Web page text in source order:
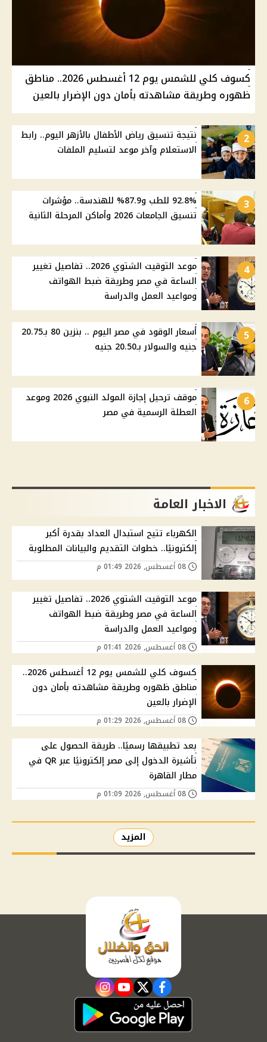
كسوف كلي للشمس يوم 12 أغسطس 2026.. مناطق
ظهوره وطريقة مشاهدته بأمان دون الإضرار بالعين
2
نتيجة تنسيق رياض الأطفال بالأزهر اليوم.. رابط
الاستعلام وآخر موعد لتسليم الملفات
3
92.8% للطب و87.9% للهندسة.. مؤشرات
تنسيق الجامعات 2026 وأماكن المرحلة الثانية
4
موعد التوقيت الشتوي 2026.. تفاصيل تغيير
الساعة في مصر وطريقة ضبط الهواتف
ومواعيد العمل والدراسة
5
أسعار الوقود في مصر اليوم .. بنزين 80 بـ20.75
جنيه والسولار بـ20.50 جنيه
6
موقف ترحيل إجازة المولد النبوي 2026 وموعد
العطلة الرسمية في مصر
الاخبار العامة
الكهرباء تتيح استبدال العداد بقدرة أكبر
إلكترونيًا.. خطوات التقديم والبيانات المطلوبة
موعد التوقيت الشتوي 2026.. تفاصيل تغيير
الساعة في مصر وطريقة ضبط الهواتف
ومواعيد العمل والدراسة
كسوف كلي للشمس يوم 12 أغسطس 2026..
مناطق ظهوره وطريقة مشاهدته بأمان دون
الإضرار بالعين
بعد تطبيقها رسميًا.. طريقة الحصول على
تأشيرة الدخول إلى مصر إلكترونيًا عبر QR في
مطار القاهرة
المزيد
facebook
twitter
youtube
instagram